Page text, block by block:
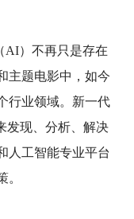
AI）不再只是存在
主题电影中，如今
行业领域。新一代
发现、分析、解决
人工智能专业平台
。